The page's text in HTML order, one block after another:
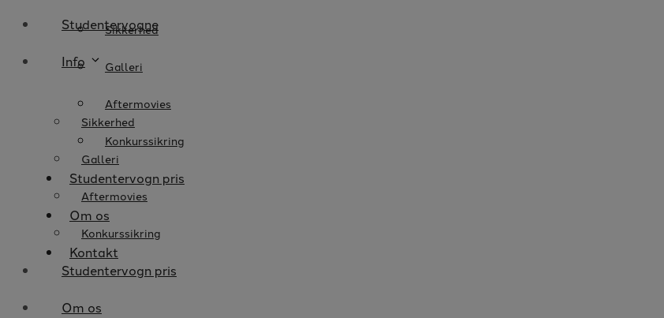
Sikkerhed
Galleri
Aftermovies
Konkurssikring
Studentervogn pris
Om os
Kontakt
Studentervogne
Info
Sikkerhed
Galleri
Aftermovies
Konkurssikring
Studentervogn pris
Om os